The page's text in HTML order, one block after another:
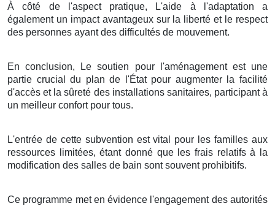
À côté de l'aspect pratique, L'aide à l'adaptation a
également un impact avantageux sur la liberté et le respect
des personnes ayant des difficultés de mouvement.
En conclusion, Le soutien pour l'aménagement est une
partie crucial du plan de l'État pour augmenter la facilité
d'accès et la sûreté des installations sanitaires, participant à
un meilleur confort pour tous.
L'entrée de cette subvention est vital pour les familles aux
ressources limitées, étant donné que les frais relatifs à la
modification des salles de bain sont souvent prohibitifs.
Ce programme met en évidence l'engagement des autorités